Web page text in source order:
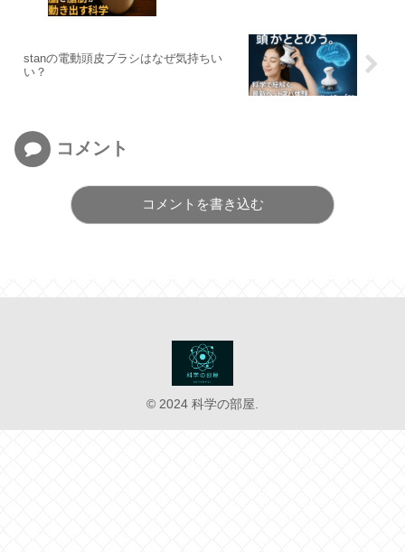
stanの電動頭皮ブラシはなぜ気持ちい
い？
コメント
コメントを書き込む
© 2024 科学の部屋.